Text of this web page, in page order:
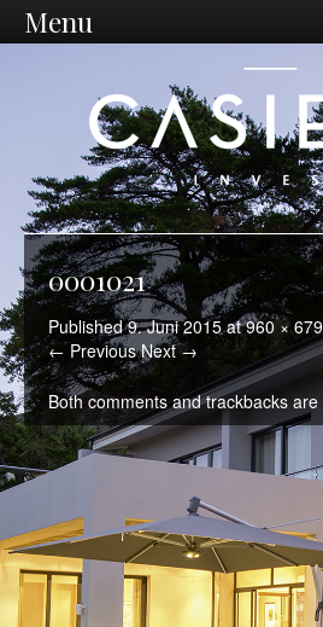
Menu
Philosophie
Vision / Mission
Dienstleistungen
Unternehmen
Standort Ostschweiz
Was wir tun
Ankauf
Sanierungen
Projektentwicklung
Immobilien
Kontakt
0001021
Published9. Juni 2015at960 × 679
← Previous Next →
Both comments and trackbacks